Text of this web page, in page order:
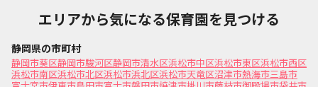
エリアから気になる保育園を見つける
静岡県の市町村
静岡市葵区静岡市駿河区静岡市清水区浜松市中区浜松市東区浜松市西区
浜松市南区浜松市北区浜松市浜北区浜松市天竜区沼津市熱海市三島市